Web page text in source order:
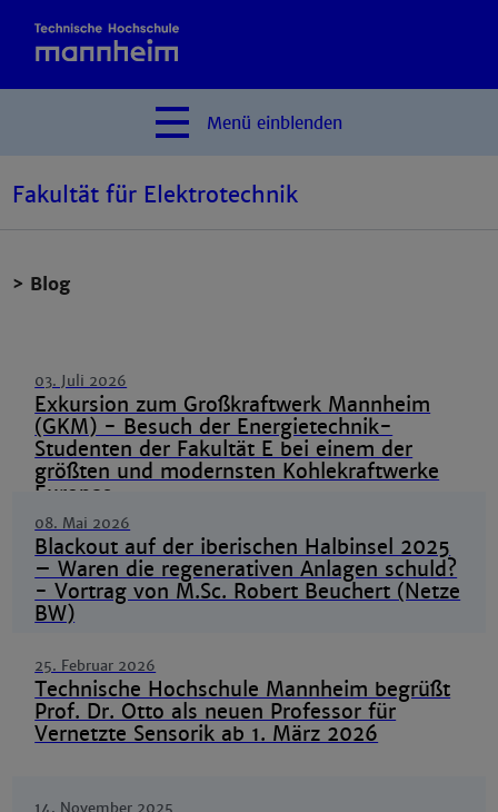
Menü einblenden
Fakultät für Elektrotechnik
> Blog
03. Juli 2026
Exkursion zum Großkraftwerk Mannheim
(GKM) - Besuch der Energietechnik-
Studenten der Fakultät E bei einem der
größten und modernsten Kohlekraftwerke
Europas
08. Mai 2026
Blackout auf der iberischen Halbinsel 2025
– Waren die regenerativen Anlagen schuld?
- Vortrag von M.Sc. Robert Beuchert (Netze
BW)
25. Februar 2026
Technische Hochschule Mannheim begrüßt
Prof. Dr. Otto als neuen Professor für
Vernetzte Sensorik ab 1. März 2026
14. November 2025